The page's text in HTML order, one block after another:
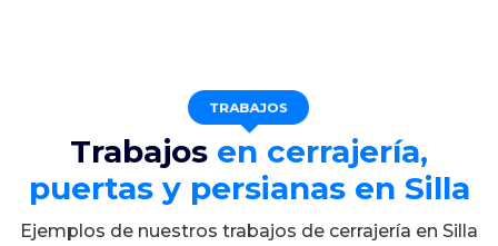
Trabajos en cerrajería,
puertas y persianas en Silla
Ejemplos de nuestros trabajos de cerrajería en Silla